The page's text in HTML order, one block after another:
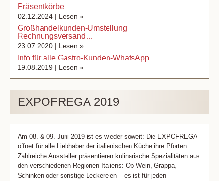
Präsentkörbe
02.12.2024 | Lesen »
Großhandelkunden-Umstellung
Rechnungsversand…
23.07.2020 | Lesen »
Info für alle Gastro-Kunden-WhatsApp…
19.08.2019 | Lesen »
EXPOFREGA 2019
Am 08. & 09. Juni 2019 ist es wieder soweit: Die EXPOFREGA
öffnet für alle Liebhaber der italienischen Küche ihre Pforten.
Zahlreiche Aussteller präsentieren kulinarische Spezialitäten aus
den verschiedenen Regionen Italiens: Ob Wein, Grappa,
Schinken oder sonstige Leckereien – es ist für jeden